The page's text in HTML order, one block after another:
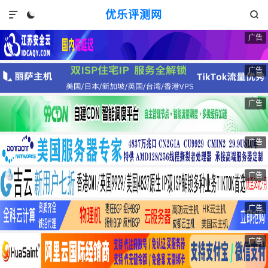
优乐评测网
 

广告
广告
广告
广告
广告
广告
广告